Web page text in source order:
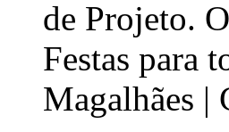
de Projeto.
Festas para
Magalhães |